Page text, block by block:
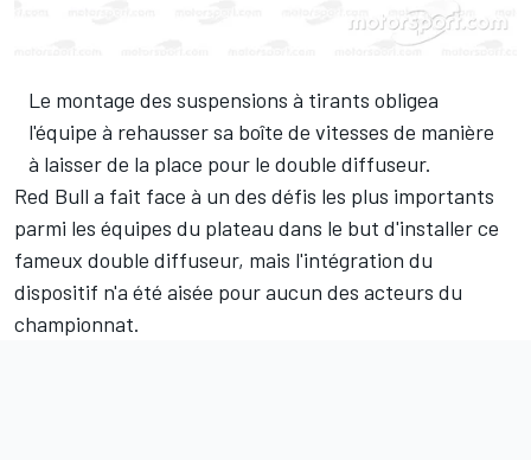
Le montage des suspensions à tirants obligea
l'équipe à rehausser sa boîte de vitesses de manière
à laisser de la place pour le double diffuseur.
Red Bull a fait face à un des défis les plus importants
parmi les équipes du plateau dans le but d'installer ce
fameux double diffuseur, mais l'intégration du
dispositif n'a été aisée pour aucun des acteurs du
championnat.